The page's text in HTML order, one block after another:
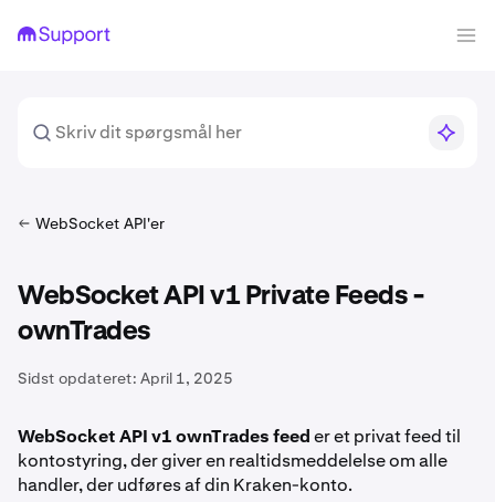
WebSocket API'er
WebSocket API v1 Private Feeds -
ownTrades
Sidst opdateret: April 1, 2025
WebSocket API v1 ownTrades feeder et privat feed til
kontostyring, der giver en realtidsmeddelelse om alle
handler, der udføres af din Kraken-konto.